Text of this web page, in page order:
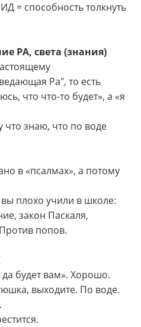
= способность толкнуть
РА, света (знания)
Ра", то есть
что что-то будет», а «я
что знаю, что по воде
в «псалмах», а потому
плохо учили в школе:
закон Паскаля,
попов.
будет вам». Хорошо.
выходите. По воде.